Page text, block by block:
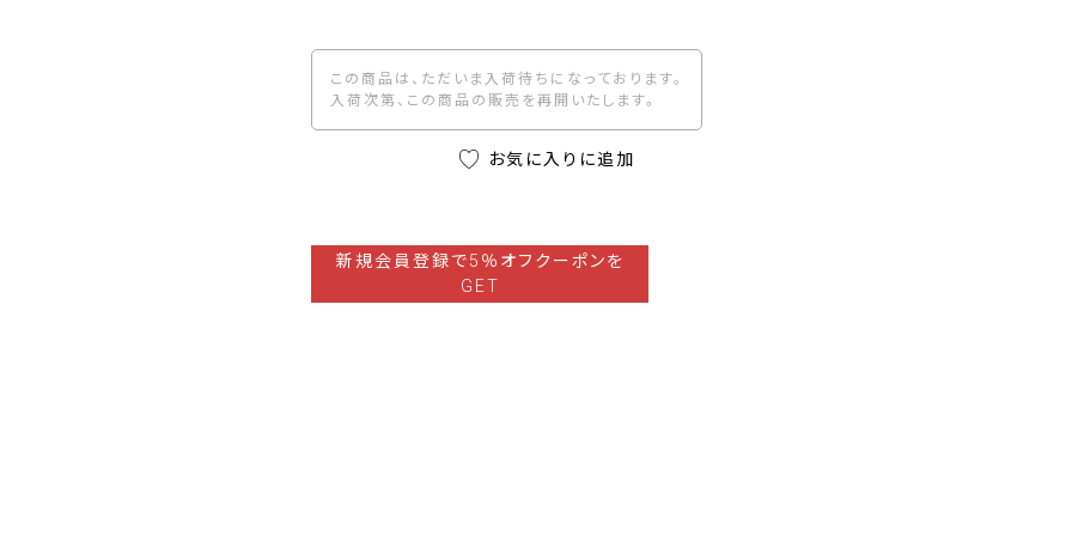
この商品は、ただいま入荷待ちになっております。
入荷次第、この商品の販売を再開いたします。
お気に入りに追加
新規会員登録で5％オフクーポンを
GET